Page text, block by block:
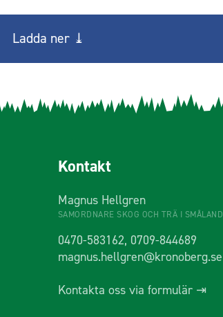
Ladda ner ⤓
Kontakt
Magnus Hellgren
SAMORDNARE SKOG OCH TRÄ I SMÅLAND
0470-583162, 0709-844689
magnus.hellgren@kronoberg.se
Kontakta oss via formulär ⇥